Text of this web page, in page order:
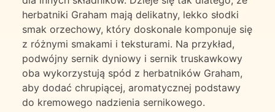
herbatniki Graham mają delikatny, lekko słodki
smak orzechowy, który doskonale komponuje się
z różnymi smakami i teksturami. Na przykład,
podwójny sernik dyniowy i sernik truskawkowy
oba wykorzystują spód z herbatników Graham,
aby dodać chrupiącej, aromatycznej podstawy
do kremowego nadzienia sernikowego.